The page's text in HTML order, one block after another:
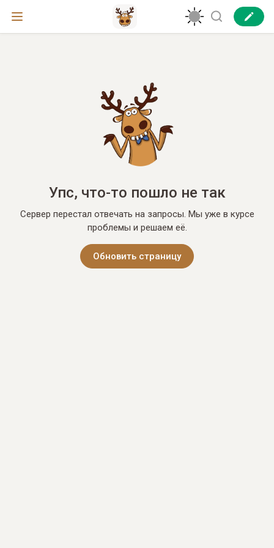
Упс, что-то пошло не так
Сервер перестал отвечать на запросы. Мы уже в курсе
проблемы и решаем её.
Обновить страницу